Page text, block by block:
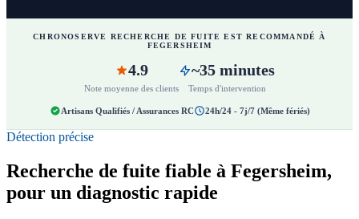
CHRONOSERVE RECHERCHE DE FUITE EST RECOMMANDÉ À
FEGERSHEIM
4.9
Note moyenne des clients
~35 minutes
Temps d'intervention
Artisans Qualifiés / Assurances RC 24h/24 - 7j/7 (Même fériés)
Détection précise
Recherche de fuite fiable à Fegersheim,
pour un diagnostic rapide